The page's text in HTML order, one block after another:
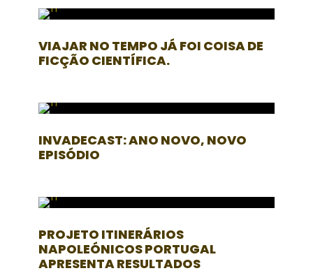
VIAJAR NO TEMPO JÁ FOI COISA DE
FICÇÃO CIENTÍFICA.
INVADECAST: ANO NOVO, NOVO
EPISÓDIO
PROJETO ITINERÁRIOS
NAPOLEÓNICOS PORTUGAL
APRESENTA RESULTADOS